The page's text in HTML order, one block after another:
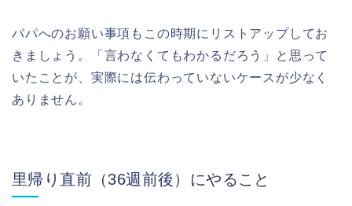
パパへのお願い事項もこの時期にリストアップしてお
きましょう。「言わなくてもわかるだろう」と思って
いたことが、実際には伝わっていないケースが少なく
ありません。
里帰り直前（36週前後）にやること